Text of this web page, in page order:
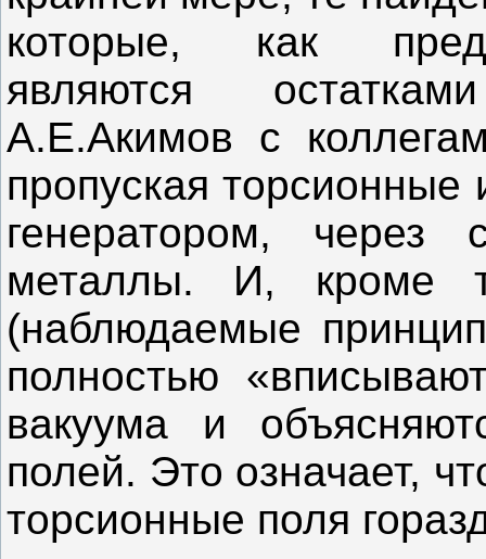
которые, как
являются
А.Е.Акимов с
пропуская
генератором,
металлы. И, кроме
(наблюдаемые
полностью
вакуума и
полей. Это означает,
торсионные поля